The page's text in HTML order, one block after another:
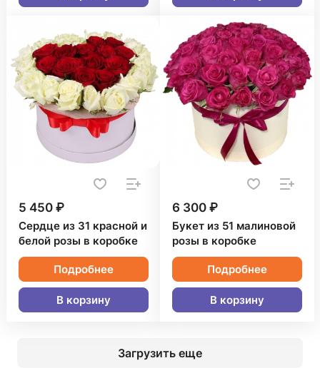
5 450 ₽
Сердце из 31 красной и
белой розы в коробке
Подробнее
В корзину
6 300 ₽
Букет из 51 малиновой
розы в коробке
Подробнее
В корзину
Загрузить еще